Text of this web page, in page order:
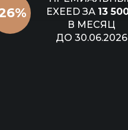
EXEED ЗА 13
В МЕСЯЦ
ДО 30.06.2026